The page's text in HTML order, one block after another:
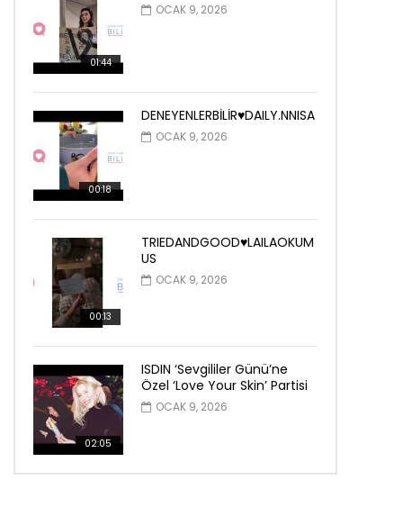
01:44
OCAK 9, 2026
00:18
DENEYENLERBİLİR♥️DAILY.NNISA
OCAK 9, 2026
00:13
TRIEDANDGOOD♥️LAILAOKUM
US
OCAK 9, 2026
02:05
ISDIN ‘Sevgililer Günü’ne
Özel ‘Love Your Skin’ Partisi
OCAK 9, 2026